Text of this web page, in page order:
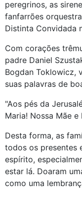
peregrinos, as
fanfarrões
Distinta Convidada
Com corações
padre Daniel
Bogdan Toklowicz,
suas palavras de
"Aos pés da
Maria! Nossa Mãe e
Desta forma, as
todos os presentes
espírito,
estar lá. Doaram
como uma